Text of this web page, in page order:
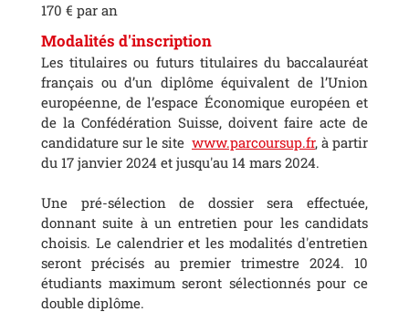
170 € par an
Modalités d'inscription
Les titulaires ou futurs titulaires du baccalauréat
français ou d’un diplôme équivalent de l’Union
européenne, de l’espace Économique européen et
de la Confédération Suisse, doivent faire acte de
candidature sur le site www.parcoursup.fr, à partir
du 17 janvier 2024 et jusqu'au 14 mars 2024.
Une pré-sélection de dossier sera effectuée,
donnant suite à un entretien pour les candidats
choisis. Le calendrier et les modalités d'entretien
seront précisés au premier trimestre 2024. 10
étudiants maximum seront sélectionnés pour ce
double diplôme.